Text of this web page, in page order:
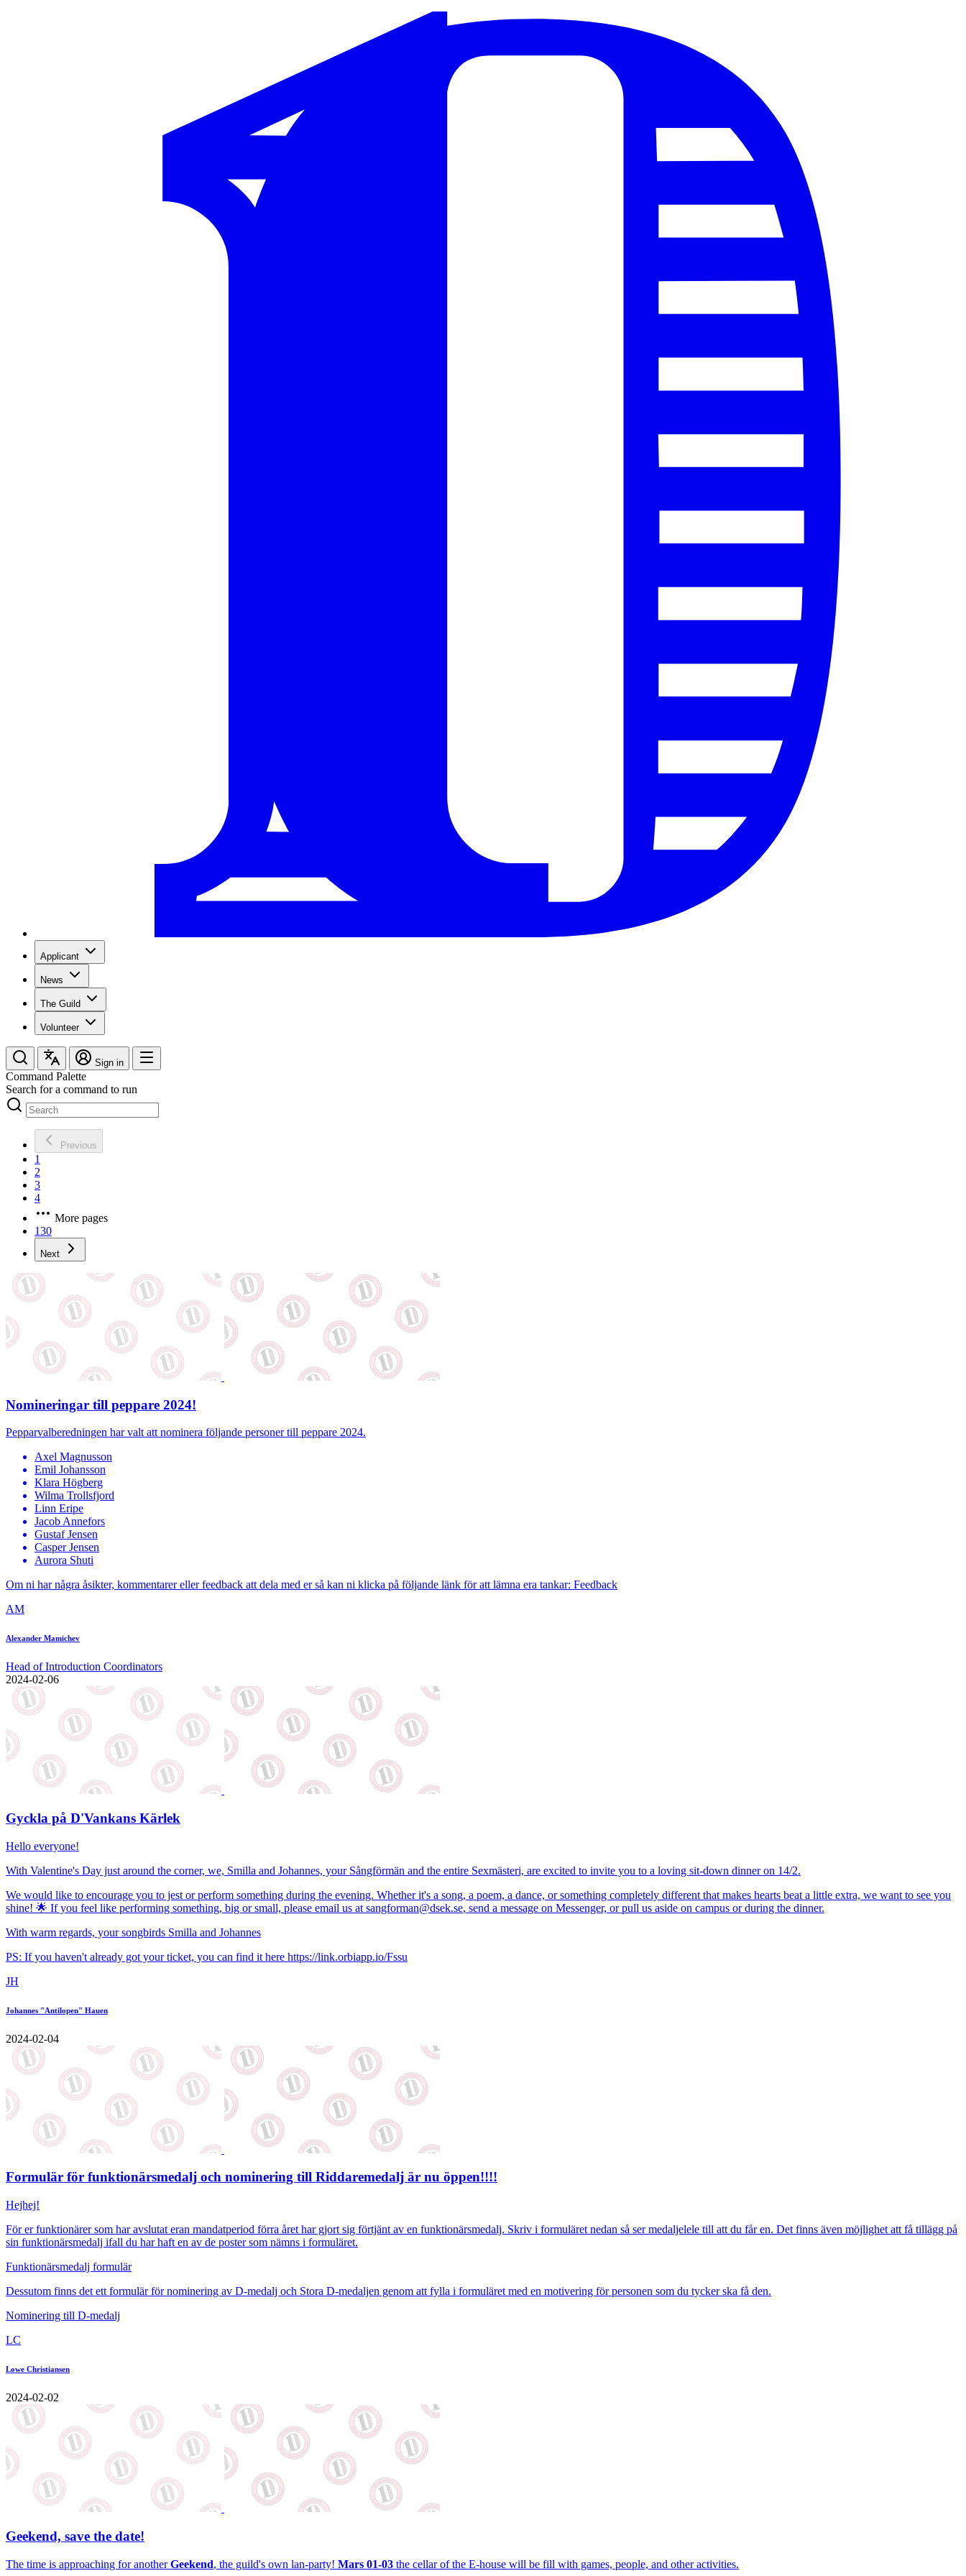
Applicant
News
The Guild
Volunteer
Sign in
Command Palette
Search for a command to run
Previous
1
2
3
4
More pages
130
Next
Nomineringar till peppare 2024!
Pepparvalberedningen har valt att nominera följande personer till peppare 2024.
Axel Magnusson
Emil Johansson
Klara Högberg
Wilma Trollsfjord
Linn Eripe
Jacob Annefors
Gustaf Jensen
Casper Jensen
Aurora Shuti
Om ni har några åsikter, kommentarer eller feedback att dela med er så kan ni klicka på följande länk för att lämna era tankar: Feedback
AM
Alexander Mamichev
Head of Introduction Coordinators
2024-02-06
Gyckla på D'Vankans Kärlek
Hello everyone!
With Valentine's Day just around the corner, we, Smilla and Johannes, your Sångförmän and the entire Sexmästeri, are excited to invite you to a loving sit-down dinner on 14/2.
We would like to encourage you to jest or perform something during the evening. Whether it's a song, a poem, a dance, or something completely different that makes hearts beat a little extra, we want to see you
shine! 🌟 If you feel like performing something, big or small, please email us at sangforman@dsek.se, send a message on Messenger, or pull us aside on campus or during the dinner.
With warm regards, your songbirds Smilla and Johannes
PS: If you haven't already got your ticket, you can find it here https://link.orbiapp.io/Fssu
JH
Johannes "Antilopen" Hauen
2024-02-04
Formulär för funktionärsmedalj och nominering till Riddaremedalj är nu öppen!!!!
Hejhej!
För er funktionärer som har avslutat eran mandatperiod förra året har gjort sig förtjänt av en funktionärsmedalj. Skriv i formuläret nedan så ser medaljelele till att du får en. Det finns även möjlighet att få tillägg på
sin funktionärsmedalj ifall du har haft en av de poster som nämns i formuläret.
Funktionärsmedalj formulär
Dessutom finns det ett formulär för nominering av D-medalj och Stora D-medaljen genom att fylla i formuläret med en motivering för personen som du tycker ska få den.
Nominering till D-medalj
LC
Lowe Christiansen
2024-02-02
Geekend, save the date!
The time is approaching for anotherGeekend, the guild's own lan-party! Mars 01-03 the cellar of the E-house will be fill with games, people, and other activities.